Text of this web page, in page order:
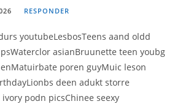
RESPONDER
youtubeLesbosTeens aand oldd
asianBruunette teen youbg
poren guyMuic leson
deen adukt storre
podn picsChinee seexy